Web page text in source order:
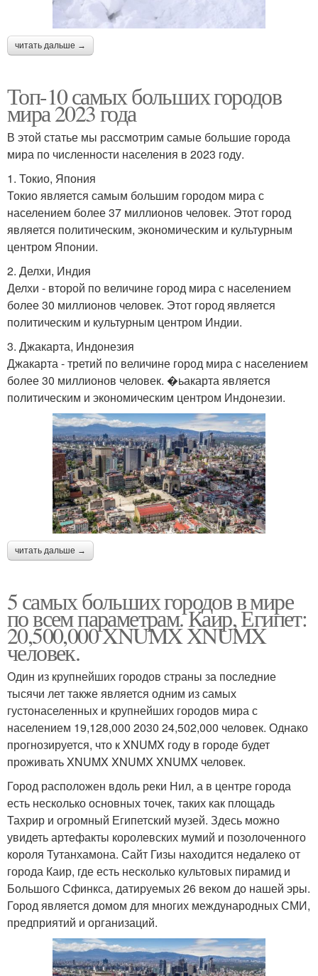
читать дальше →
Топ-10 самых больших городов
мира 2023 года
В этой статье мы рассмотрим самые большие города
мира по численности населения в 2023 году.
1. Токио, Япония
Токио является самым большим городом мира с
населением более 37 миллионов человек. Этот город
является политическим, экономическим и культурным
центром Японии.
2. Делхи, Индия
Делхи - второй по величине город мира с населением
более 30 миллионов человек. Этот город является
политическим и культурным центром Индии.
3. Джакарта, Индонезия
Джакарта - третий по величине город мира с населением
более 30 миллионов человек. �ьакарта является
политическим и экономическим центром Индонезии.
читать дальше →
5 самых больших городов в мире
по всем параметрам. Каир, Египет:
20,500,000 XNUMX XNUMX
человек.
Один из крупнейших городов страны за последние
тысячи лет также является одним из самых
густонаселенных и крупнейших городов мира с
населением 19,128,000 2030 24,502,000 человек. Однако
прогнозируется, что к XNUMX году в городе будет
проживать XNUMX XNUMX XNUMX человек.
Город расположен вдоль реки Нил, а в центре города
есть несколько основных точек, таких как площадь
Тахрир и огромный Египетский музей. Здесь можно
увидеть артефакты королевских мумий и позолоченного
короля Тутанхамона. Сайт Гизы находится недалеко от
города Каир, где есть несколько культовых пирамид и
Большого Сфинкса, датируемых 26 веком до нашей эры.
Город является домом для многих международных СМИ,
предприятий и организаций.